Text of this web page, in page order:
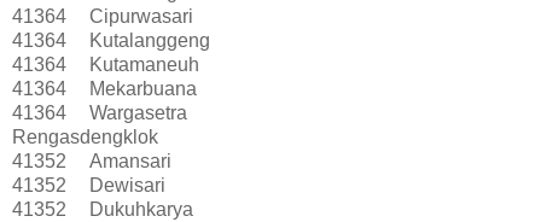
41364
Cipurwasari
41364
Kutalanggeng
41364
Kutamaneuh
41364
Mekarbuana
41364
Wargasetra
Rengasdengklok
41352
Amansari
41352
Dewisari
41352
Dukuhkarya